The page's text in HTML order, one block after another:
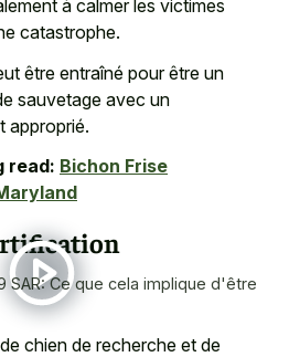
à calmer les victimes
catastrophe.
être entraîné pour être un
sauvetage avec un
approprié.
read: Bichon Frise
SAR: Ce que cela implique d'être
chien de recherche et de